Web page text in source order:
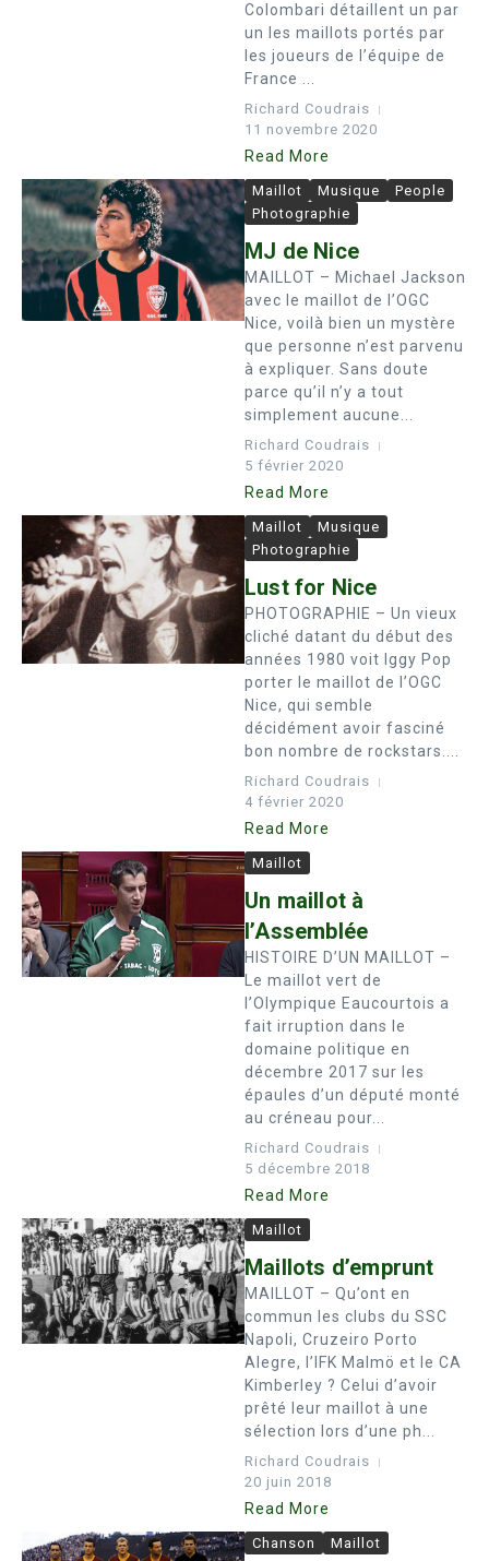
Colombari détaillent un par
un les maillots portés par
les joueurs de l’équipe de
France ...
Richard Coudrais
11 novembre 2020
Read More
Maillot Musique
People
Photographie
MJ de Nice
MAILLOT – Michael Jackson
avec le maillot de l’OGC
Nice, voilà bien un mystère
que personne n’est parvenu
à expliquer. Sans doute
parce qu’il n’y a tout
simplement aucune...
Richard Coudrais
5 février 2020
Read More
Maillot
Musique
Photographie
Lust for Nice
PHOTOGRAPHIE – Un vieux
cliché datant du début des
années 1980 voit Iggy Pop
porter le maillot de l’OGC
Nice, qui semble
décidément avoir fasciné
bon nombre de rockstars....
Richard Coudrais
4 février 2020
Read More
Maillot
Un maillot à
l’Assemblée
HISTOIRE D’UN MAILLOT –
Le maillot vert de
l’Olympique Eaucourtois a
fait irruption dans le
domaine politique en
décembre 2017 sur les
épaules d’un député monté
au créneau pour...
Richard Coudrais
5 décembre 2018
Read More
Maillot
Maillots d’emprunt
MAILLOT – Qu’ont en
commun les clubs du SSC
Napoli, Cruzeiro Porto
Alegre, l’IFK Malmö et le CA
Kimberley ? Celui d’avoir
prêté leur maillot à une
sélection lors d’une ph...
Richard Coudrais
20 juin 2018
Read More
Chanson Maillot